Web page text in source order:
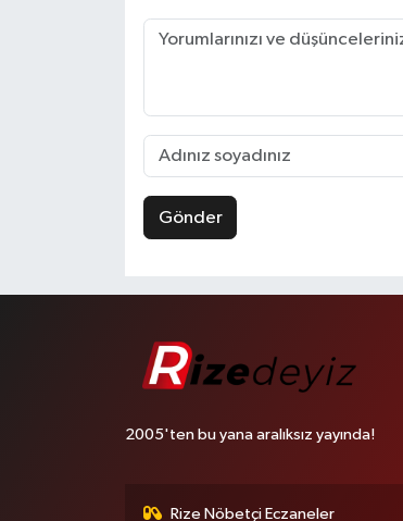
Gönder
2005'ten bu yana aralıksız yayında!
Rize Nöbetçi Eczaneler